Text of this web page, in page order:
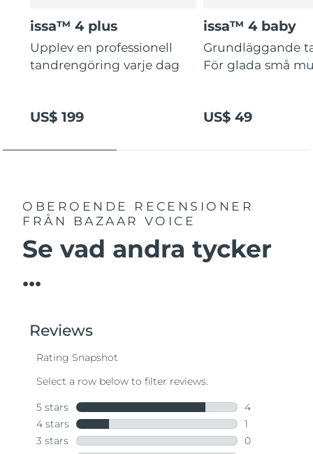
issa™ 4 plus
Upplev en professionell
tandrengöring varje dag
US$ 199
issa™ 4 baby
Grundläggande
För glada små
US$ 49
OBEROENDE RECENSIONER
FRÅN BAZAAR VOICE
Se vad andra tycker
...